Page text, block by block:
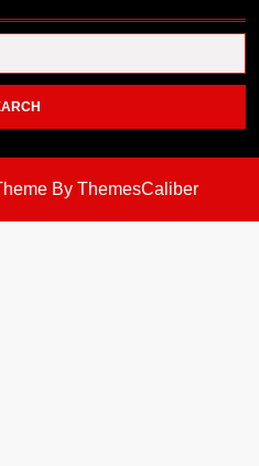
By ThemesCaliber